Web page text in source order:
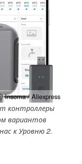
Insoma / Aliexpress
контроллеры
вариантов
к Уровню 2.